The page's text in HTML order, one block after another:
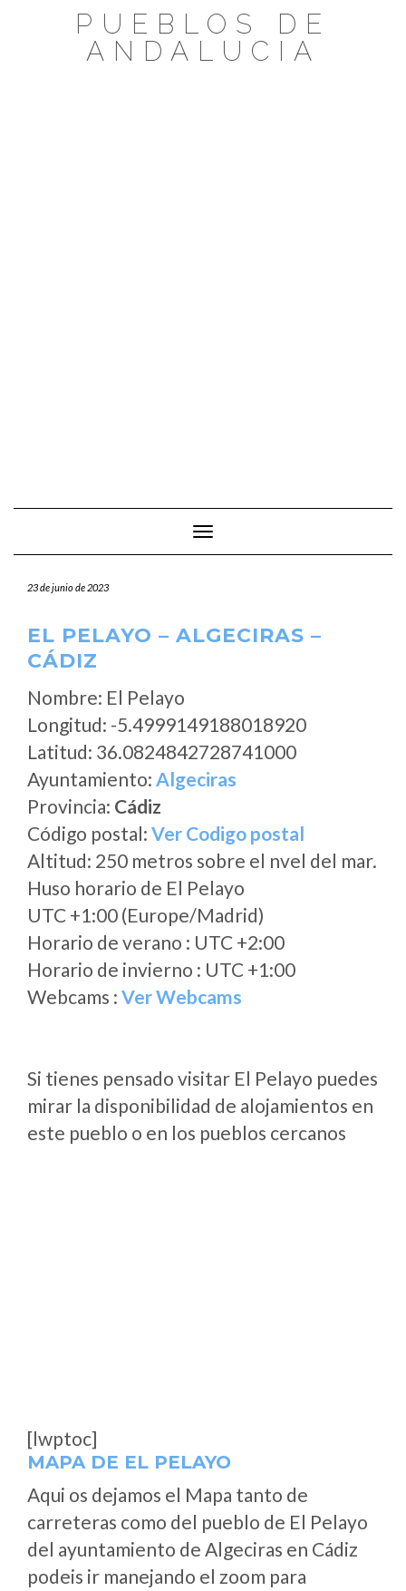
PUEBLOS DE
ANDALUCIA
Cambiar modo de navegación
23 de junio de 2023
EL PELAYO – ALGECIRAS –
CÁDIZ
Nombre: El Pelayo
Longitud: -5.4999149188018920
Latitud: 36.0824842728741000
Ayuntamiento: Algeciras
Provincia: Cádiz
Código postal: Ver Codigo postal
Altitud: 250 metros sobre el nvel del mar.
Huso horario de El Pelayo
UTC +1:00 (Europe/Madrid)
Horario de verano : UTC +2:00
Horario de invierno : UTC +1:00
Webcams : Ver Webcams
Si tienes pensado visitar El Pelayo puedes
mirar la disponibilidad de alojamientos en
este pueblo o en los pueblos cercanos
[lwptoc]
MAPA DE EL PELAYO
Aqui os dejamos el Mapa tanto de
carreteras como del pueblo de El Pelayo
del ayuntamiento de Algeciras en Cádiz
podeis ir manejando el zoom para